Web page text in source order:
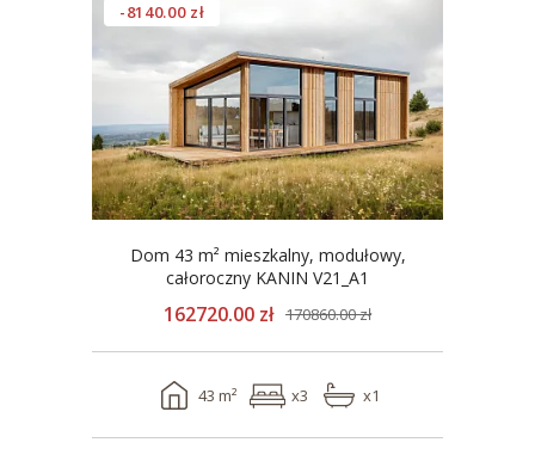
-8140.00 zł
Dom 43 m² mieszkalny, modułowy,
całoroczny KANIN V21_A1
162720.00 zł 170860.00 zł
43 m² x3 x1